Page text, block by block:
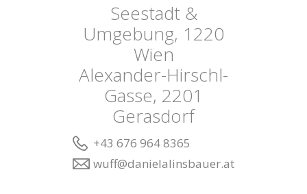
Seestadt &
Umgebung, 1220
Wien
Alexander-Hirschl-
Gasse, 2201
Gerasdorf
+43 676 964 8365
wuff@danielalinsbauer.at